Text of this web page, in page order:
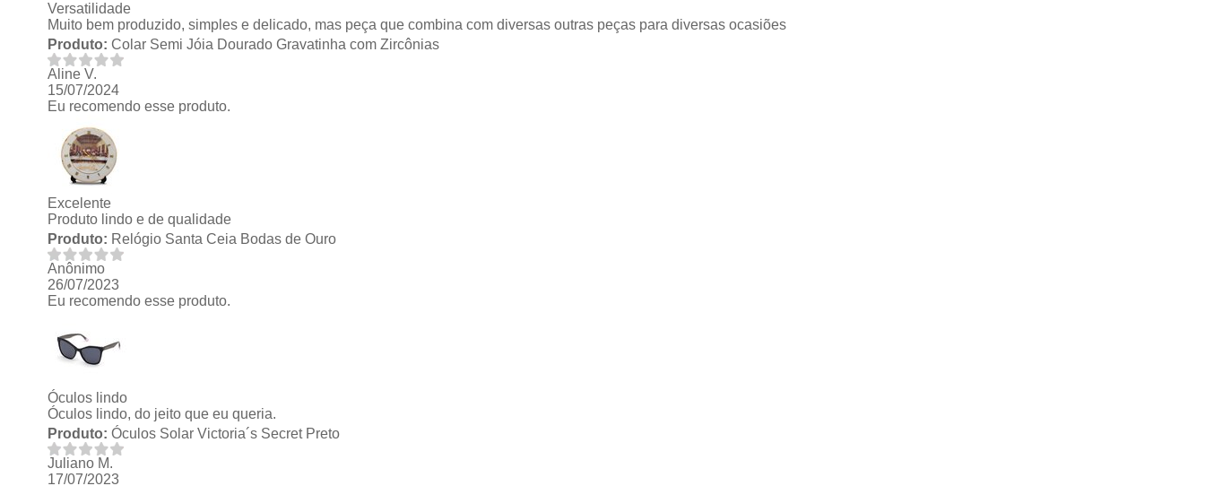
Versatilidade
Muito bem produzido, simples e delicado, mas peça que combina com diversas outras peças para diversas ocasiões
Produto: Colar Semi Jóia Dourado Gravatinha com Zircônias
Aline V.
15/07/2024
Eu recomendo esse produto.
Excelente
Produto lindo e de qualidade
Produto: Relógio Santa Ceia Bodas de Ouro
Anônimo
26/07/2023
Eu recomendo esse produto.
Óculos lindo
Óculos lindo, do jeito que eu queria.
Produto: Óculos Solar Victoria´s Secret Preto
Juliano M.
17/07/2023